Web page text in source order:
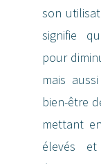
son
signifie
pour
mais
bien-être
mettant
élevés